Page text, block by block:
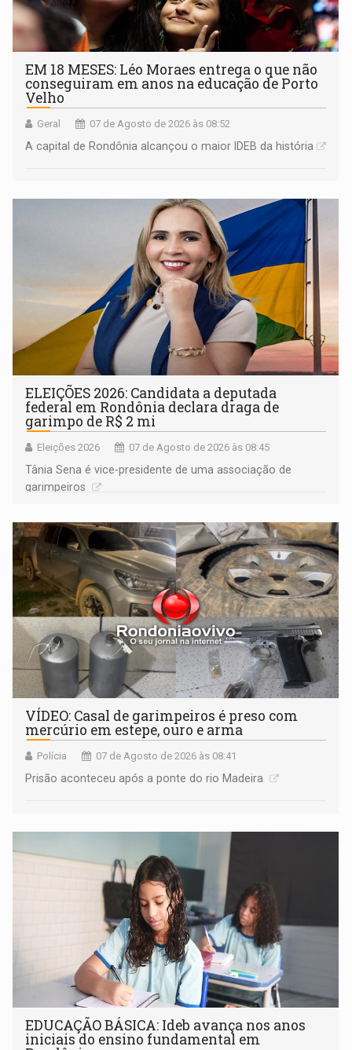
EM 18 MESES: Léo Moraes entrega o que não
conseguiram em anos na educação de Porto
Velho
Geral 07 de Agosto de 2026 às 08:52
A capital de Rondônia alcançou o maior IDEB da história
ELEIÇÕES 2026: Candidata a deputada
federal em Rondônia declara draga de
garimpo de R$ 2 mi
Eleições 2026 07 de Agosto de 2026 às 08:45
Tânia Sena é vice-presidente de uma associação de
garimpeiros
VÍDEO: Casal de garimpeiros é preso com
mercúrio em estepe, ouro e arma
Polícia 07 de Agosto de 2026 às 08:41
Prisão aconteceu após a ponte do rio Madeira
EDUCAÇÃO BÁSICA: Ideb avança nos anos
iniciais do ensino fundamental em